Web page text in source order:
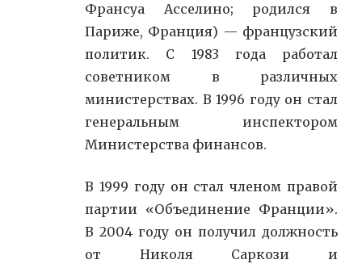
Франсуа Асселино; родился в
Париже, Франция) — французский
политик. С 1983 года работал
советником в различных
министерствах. В 1996 году он стал
генеральным инспектором
Министерства финансов.
В 1999 году он стал членом правой
партии «Объединение Франции».
В 2004 году он получил должность
от Николя Саркози и